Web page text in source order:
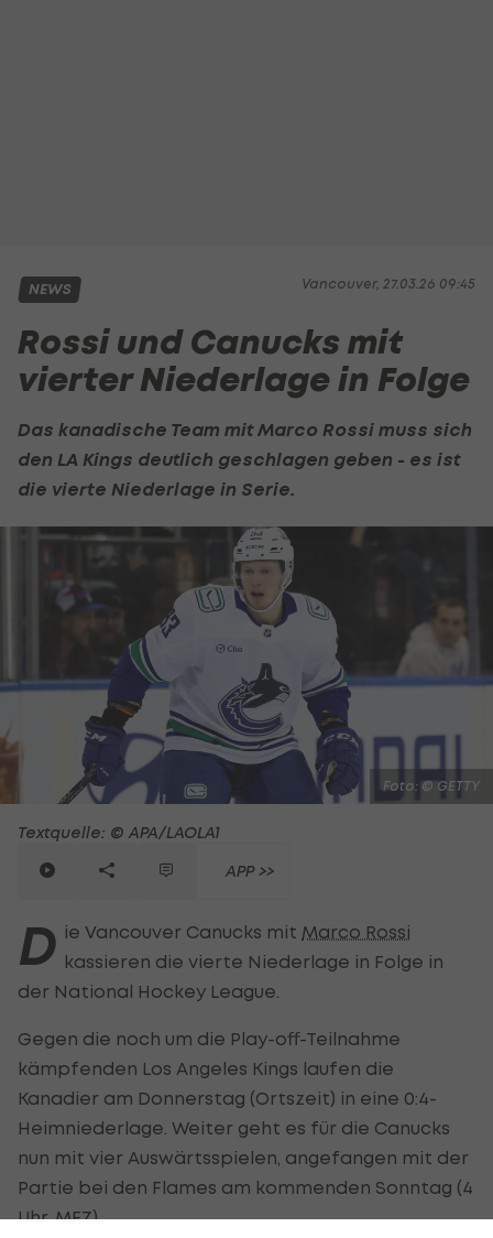
Vancouver, 27.03.26 09:45
NEWS
Rossi und Canucks mit
vierter Niederlage in Folge
Das kanadische Team mitMarco Rossi muss sich
den LA Kings deutlich geschlagen geben - es ist
die vierte Niederlage in Serie.
Foto: © GETTY
Textquelle: © APA/LAOLA1
APP >>
D ie Vancouver Canucks mit Marco Rossi
kassieren die vierte Niederlage in Folge in
der National Hockey League.
Gegen die noch um die Play-off-Teilnahme
kämpfenden Los Angeles Kings laufen die
Kanadier am Donnerstag (Ortszeit) in eine 0:4-
Heimniederlage. Weiter geht es für die Canucks
nun mit vier Auswärtsspielen, angefangen mit der
Partie bei den Flames am kommenden Sonntag (4
Uhr, MEZ).